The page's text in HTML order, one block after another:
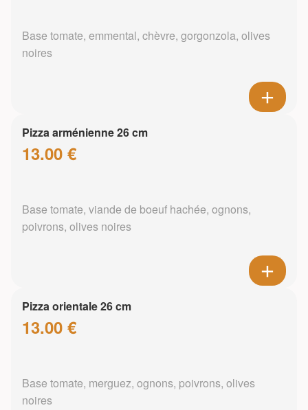
Base tomate, emmental, chèvre, gorgonzola, olives
noires
Pizza arménienne 26 cm
13.00 €
Base tomate, viande de boeuf hachée, ognons,
poivrons, olives noires
Pizza orientale 26 cm
13.00 €
Base tomate, merguez, ognons, poivrons, olives
noires